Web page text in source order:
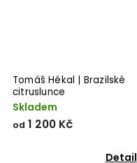
Tomáš Hékal | Brazilské
citruslunce
Skladem
od 1 200 Kč
Detail